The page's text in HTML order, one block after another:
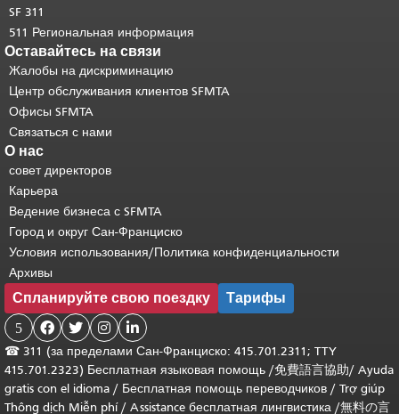
SF 311
511 Региональная информация
Оставайтесь на связи
Жалобы на дискриминацию
Центр обслуживания клиентов SFMTA
Офисы SFMTA
Связаться с нами
О нас
совет директоров
Карьера
Ведение бизнеса с SFMTA
Город и округ Сан-Франциско
Условия использования/Политика конфиденциальности
Архивы
Спланируйте свою поездку Тарифы
5    
☎ 311 (за пределами Сан-Франциско: 415.701.2311; TTY
415.701.2323) Бесплатная языковая помощь /免費語言協助/ Ayuda
gratis con el idioma / Бесплатная помощь переводчиков / Trợ giúp
Thông dịch Miễn phí/ Assistance бесплатная лингвистика /無料の言